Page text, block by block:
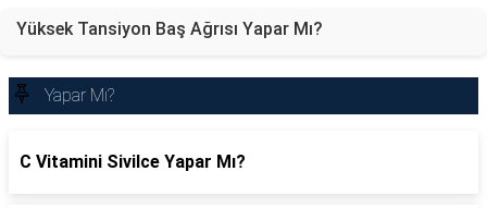
Yüksek Tansiyon Baş Ağrısı Yapar Mı?
Yapar Mı?
C Vitamini Sivilce Yapar Mı?